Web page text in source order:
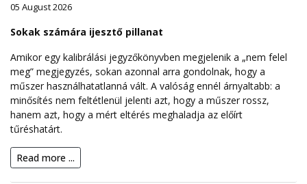
05 August 2026
Sokak számára ijesztő pillanat
Amikor egy kalibrálási jegyzőkönyvben megjelenik a „nem felel
meg” megjegyzés, sokan azonnal arra gondolnak, hogy a
műszer használhatatlanná vált. A valóság ennél árnyaltabb: a
minősítés nem feltétlenül jelenti azt, hogy a műszer rossz,
hanem azt, hogy a mért eltérés meghaladja az előírt
tűréshatárt.
Read more ...